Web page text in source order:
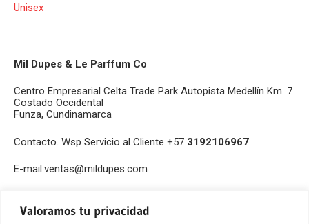
Valoramos tu privacidad
Unisex
Mil Dupes & Le Parffum Co
Centro Empresarial Celta Trade Park Autopista Medellín Km. 7
Costado Occidental
Funza, Cundinamarca
Contacto. Wsp Servicio al Cliente +57 3192106967
E-mail:ventas@mildupes.com